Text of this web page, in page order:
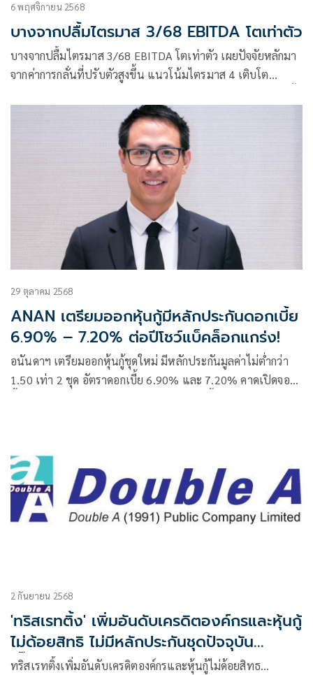
6 พฤศจิกายน 2568
บางจากปลื้มไตรมาส 3/68 EBITDA โตเท่าตัว
บางจากปลื้มไตรมาส 3/68 EBITDA โตเท่าตัว เผยปัจจัยหลักมา
จากค่าการกลั่นที่ปรับตัวสูงขึ้น แนวโน้มไตรมาส 4 เติบโต
คงอันดับเครดิตองค์กร ไว้ที่ระดับ ‘A+’ แนวโน้ม ‘คงที่’
29 ตุลาคม 2568
ANAN เตรียมออกหุ้นกู้มีหลักประกันดอกเบี้ย
6.90% – 7.20% ต่อปีโชว์แบ็คล็อกแกร่ง!
อนันดาฯ เตรียมออกหุ้นกู้ชุดใหม่ มีหลักประกันมูลค่าไม่ต่ำกว่า
1.50 เท่า 2 ชุด อัตราดอกเบี้ย 6.90% และ 7.20% คาดเปิดจอง
2 กันยายน 2568
'ทริสเรทติ้ง' เพิ่มอันดับเครดิตองค์กรและหุ้นกู้
ไม่ด้อยสิทธิ ไม่มีหลักประกันชุดปัจจุบัน
'ดั๊บเบิ้ล เอ (1991)' มาอยู่ที่ระดับ 'BBB+' จาก
ทริสเรทติ้งเพิ่มอันดับเครดิตองค์กรและหุ้นกู้ไม่ด้อยสิทธ…